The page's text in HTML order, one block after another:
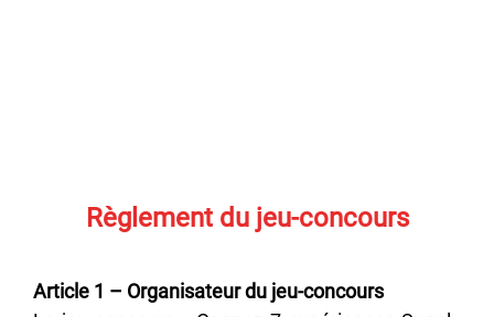
Règlement du jeu-concours
Article 1 – Organisateur du jeu-concours